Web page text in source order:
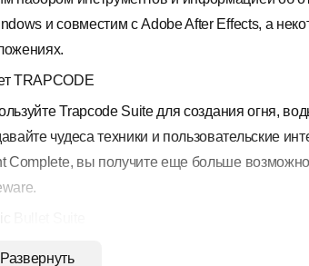
и совместим с Adobe After Effects, а
TRAPCODE
Trapcode Suiteдля создания огня,
чудеса техники и пользовательские
Complete, вы получите еще больше
Bullet Suite
Bullet Suite - это набор плагинов для
Развернуть